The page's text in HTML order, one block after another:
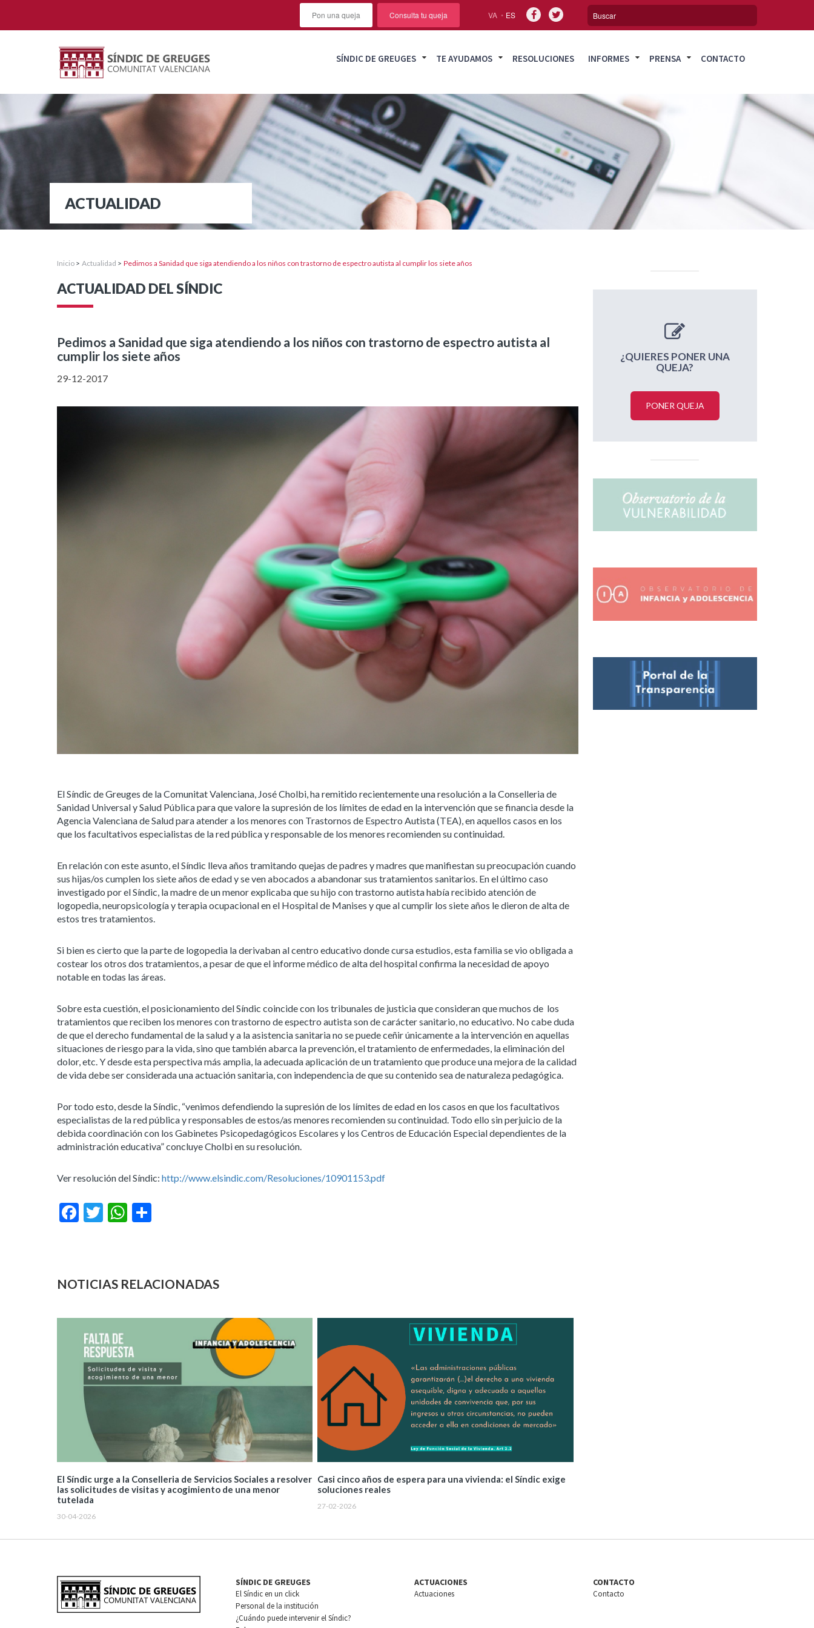
VA ES
Pon una queja Consulta tu queja
SÍNDIC DE GREUGES TE AYUDAMOS RESOLUCIONES INFORMES PRENSA CONTACTO
ACTUALIDAD
Inicio> Actualidad > Pedimos a Sanidad que siga atendiendo a los niños con trastorno de espectro autista al cumplir los siete años
ACTUALIDAD DEL SÍNDIC
Pedimos a Sanidad que siga atendiendo a los niños con trastorno de espectro autista al
cumplir los siete años
29-12-2017
El Síndic de Greuges de la Comunitat Valenciana, José Cholbi, ha remitido recientemente una resolución a la Conselleria de
Sanidad Universal y Salud Pública para que valore la supresión de los límites de edad en la intervención que se financia desde la
Agencia Valenciana de Salud para atender a los menores con Trastornos de Espectro Autista (TEA), en aquellos casos en los
que los facultativos especialistas de la red pública y responsable de los menores recomienden su continuidad.
En relación con este asunto, el Síndic lleva años tramitando quejas de padres y madres que manifiestan su preocupación cuando
sus hijas/os cumplen los siete años de edad y se ven abocados a abandonar sus tratamientos sanitarios. En el último caso
investigado por el Síndic, la madre de un menor explicaba que su hijo con trastorno autista había recibido atención de
logopedia, neuropsicología y terapia ocupacional en el Hospital de Manises y que al cumplir los siete años le dieron de alta de
estos tres tratamientos.
Si bien es cierto que la parte de logopedia la derivaban al centro educativo donde cursa estudios, esta familia se vio obligada a
costear los otros dos tratamientos, a pesar de que el informe médico de alta del hospital confirma la necesidad de apoyo
notable en todas las áreas.
Sobre esta cuestión, el posicionamiento del Síndic coincide con los tribunales de justicia que consideran que muchos de los
tratamientos que reciben los menores con trastorno de espectro autista son de carácter sanitario, no educativo. No cabe duda
de que el derecho fundamental de la salud y a la asistencia sanitaria no se puede ceñir únicamente a la intervención en aquellas
situaciones de riesgo para la vida, sino que también abarca la prevención, el tratamiento de enfermedades, la eliminación del
dolor, etc. Y desde esta perspectiva más amplia, la adecuada aplicación de un tratamiento que produce una mejora de la calidad
de vida debe ser considerada una actuación sanitaria, con independencia de que su contenido sea de naturaleza pedagógica.
Por todo esto, desde la Síndic, “venimos defendiendo la supresión de los límites de edad en los casos en que los facultativos
especialistas de la red pública y responsables de estos/as menores recomienden su continuidad. Todo ello sin perjuicio de la
debida coordinación con los Gabinetes Psicopedagógicos Escolares y los Centros de Educación Especial dependientes de la
administración educativa” concluye Cholbi en su resolución.
Ver resolución del Síndic: http://www.elsindic.com/Resoluciones/10901153.pdf
Facebook
Twitter WhatsApp
NOTICIAS RELACIONADAS
El Síndic urge a la Conselleria de Servicios Sociales a resolver
las solicitudes de visitas y acogimiento de una menor
tutelada
30-04-2026
Casi cinco años de espera para una vivienda: el Síndic exige
soluciones reales
27-02-2026
¿QUIERES PONER UNA
QUEJA?
PONER QUEJA
SÍNDIC DE GREUGES
El Síndic en un click
Personal de la institución
¿Cuándo puede intervenir el Síndic?
ACTUACIONES
Actuaciones
CONTACTO
Contacto